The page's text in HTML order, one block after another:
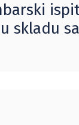
skladu